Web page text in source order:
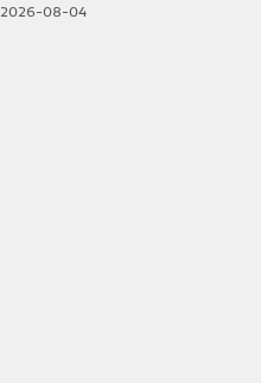
2026-08-04